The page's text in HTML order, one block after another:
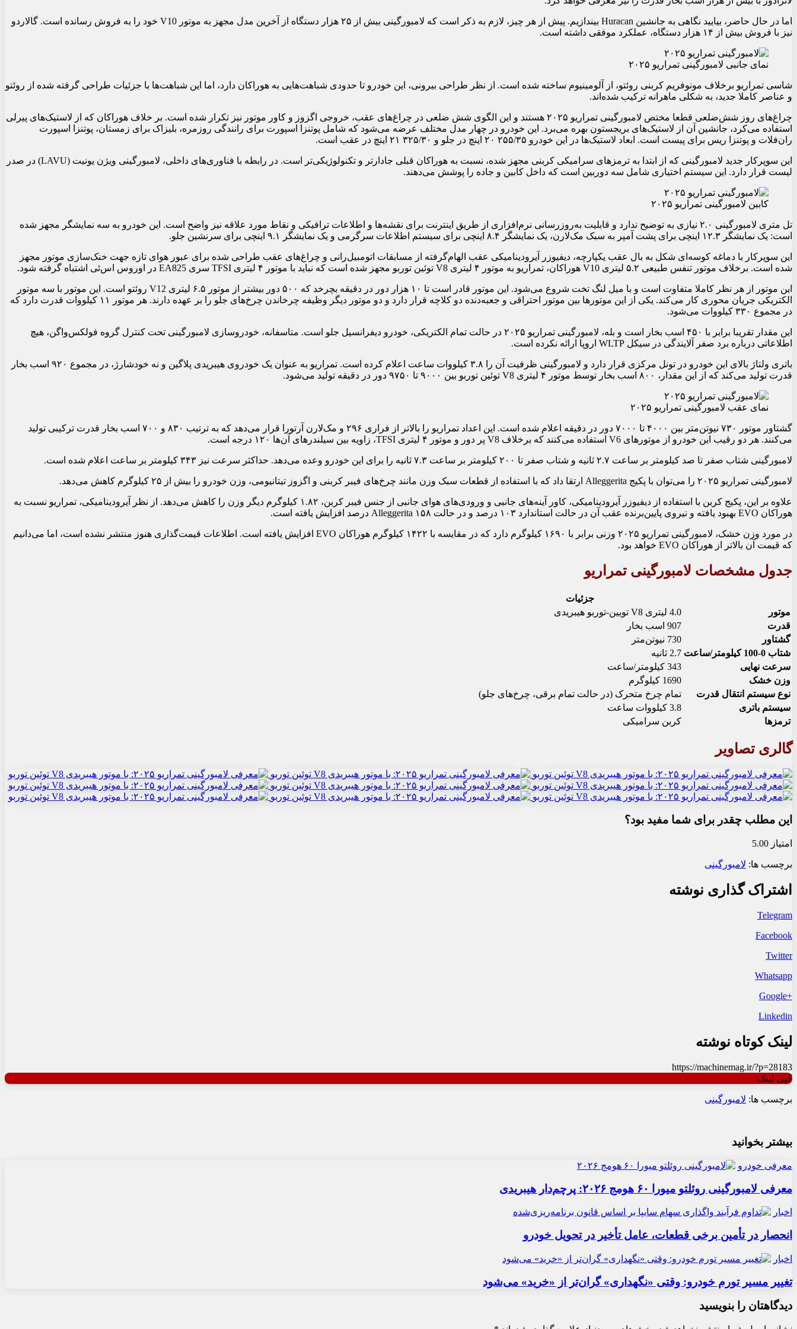
اما در حال حاضر، بیایید نگاهی به جانشین Huracan بیندازیم. پیش از هر چیز، لازم به ذکر است که لامبورگینی بیش از ۲۵ هزار دستگاه از آخرین مدل مجهز به موتور V10 خود را به فروش رسانده است. گالاردو
نیز با فروش بیش از ۱۴ هزار دستگاه، عملکرد موفقی داشته است.
نمای جانبی لامبورگینی تمراریو ۲۰۲۵
شاسی تمراریو برخلاف مونوفریم کربنی روئتو، از آلومینیوم ساخته شده است. از نظر طراحی بیرونی، این خودرو تا حدودی شباهت‌هایی به هوراکان دارد، اما این شباهت‌ها با جزئیات طراحی گرفته شده از روئتو
و عناصر کاملا جدید، به شکلی ماهرانه ترکیب شده‌اند.
چراغ‌های روز شش‌ضلعی قطعا مختص لامبورگینی تمراریو ۲۰۲۵ هستند و این الگوی شش ضلعی در چراغ‌های عقب، خروجی اگزوز و کاور موتور نیز تکرار شده است. بر خلاف هوراکان که از لاستیک‌های پیرلی
استفاده می‌کرد، جانشین آن از لاستیک‌های بریجستون بهره می‌برد. این خودرو در چهار مدل مختلف عرضه می‌شود که شامل پوتنزا اسپورت برای رانندگی روزمره، بلیزاک برای زمستان، پوتنزا اسپورت
ران‌فلات و پوتنزا ریس برای پیست است. ابعاد لاستیک‌ها در این خودرو ۲۵۵/۳۵ ۲۰ اینچ در جلو و ۳۲۵/۳۰ ۲۱ اینچ در عقب است.
این سوپرکار جدید لامبورگینی که از ابتدا به ترمزهای سرامیکی کربنی مجهز شده، نسبت به هوراکان قبلی جادارتر و تکنولوژیکی‌تر است. در رابطه با فناوری‌های داخلی، لامبورگینی ویژن یونیت (LAVU) در صدر
لیست قرار دارد. این سیستم اختیاری شامل سه دوربین است که داخل کابین و جاده را پوشش می‌دهند.
کابین لامبورگینی تمراریو ۲۰۲۵
تل متری لامبورگینی ۲.۰ نیازی به توضیح ندارد و قابلیت به‌روزرسانی نرم‌افزاری از طریق اینترنت برای نقشه‌ها و اطلاعات ترافیکی و نقاط مورد علاقه نیز واضح است. این خودرو به سه نمایشگر مجهز شده
است: یک نمایشگر ۱۲.۳ اینچی برای پشت آمپر به سبک مک‌لارن، یک نمایشگر ۸.۴ اینچی برای سیستم اطلاعات سرگرمی و یک نمایشگر ۹.۱ اینچی برای سرنشین جلو.
این سوپرکار با دماغه کوسه‌ای شکل به بال عقب یکپارچه، دیفیوزر آیرودینامیکی عقب الهام‌گرفته از مسابقات اتومبیل‌رانی و چراغ‌های عقب طراحی شده برای عبور هوای تازه جهت خنک‌سازی موتور مجهز
شده است. برخلاف موتور تنفس طبیعی ۵.۲ لیتری V10 هوراکان، تمراریو به موتور ۴ لیتری V8 توئین توربو مجهز شده است که نباید با موتور ۴ لیتری TFSI سری EA825 در اوروس اس‌ئی اشتباه گرفته شود.
این موتور از هر نظر کاملا متفاوت است و با میل لنگ تخت شروع می‌شود. این موتور قادر است تا ۱۰ هزار دور در دقیقه بچرخد که ۵۰۰ دور بیشتر از موتور ۶.۵ لیتری V12 روئتو است. این موتور با سه موتور
الکتریکی جریان محوری کار می‌کند. یکی از این موتورها بین موتور احتراقی و جعبه‌دنده دو کلاچه قرار دارد و دو موتور دیگر وظیفه چرخاندن چرخ‌های جلو را بر عهده دارند. هر موتور ۱۱ کیلووات قدرت دارد که
در مجموع ۳۳۰ کیلووات می‌شود.
این مقدار تقریبا برابر با ۴۵۰ اسب بخار است و بله، لامبورگینی تمراریو ۲۰۲۵ در حالت تمام الکتریکی، خودرو دیفرانسیل جلو است. متاسفانه، خودروسازی لامبورگینی تحت کنترل گروه فولکس‌واگن، هیچ
اطلاعاتی درباره برد صفر آلایندگی در سیکل WLTP اروپا ارائه نکرده است.
باتری ولتاژ بالای این خودرو در تونل مرکزی قرار دارد و لامبورگینی ظرفیت آن را ۳.۸ کیلووات ساعت اعلام کرده است. تمراریو به عنوان یک خودروی هیبریدی پلاگین و نه خودشارژ، در مجموع ۹۲۰ اسب بخار
قدرت تولید می‌کند که از این مقدار، ۸۰۰ اسب بخار توسط موتور ۴ لیتری V8 توئین توربو بین ۹۰۰۰ تا ۹۷۵۰ دور در دقیقه تولید می‌شود.
نمای عقب لامبورگینی تمراریو ۲۰۲۵
گشتاور موتور ۷۳۰ نیوتن‌متر بین ۴۰۰۰ تا ۷۰۰۰ دور در دقیقه اعلام شده است. این اعداد تمراریو را بالاتر از فراری ۲۹۶ و مک‌لارن آرتورا قرار می‌دهد که به ترتیب ۸۳۰ و ۷۰۰ اسب بخار قدرت ترکیبی تولید
می‌کنند. هر دو رقیب این خودرو از موتورهای V6 استفاده می‌کنند که برخلاف V8 پر دور و موتور ۴ لیتری TFSI، زاویه بین سیلندرهای آن‌ها ۱۲۰ درجه است.
لامبورگینی شتاب صفر تا صد کیلومتر بر ساعت ۲.۷ ثانیه و شتاب صفر تا ۲۰۰ کیلومتر بر ساعت ۷.۳ ثانیه را برای این خودرو وعده می‌دهد. حداکثر سرعت نیز ۳۴۳ کیلومتر بر ساعت اعلام شده است.
لامبورگینی تمراریو ۲۰۲۵ را می‌توان با پکیج Alleggerita ارتقا داد که با استفاده از قطعات سبک وزن مانند چرخ‌های فیبر کربنی و اگزوز تیتانیومی، وزن خودرو را بیش از ۲۵ کیلوگرم کاهش می‌دهد.
علاوه بر این، پکیج کربن با استفاده از دیفیوزر آیرودینامیکی، کاور آینه‌های جانبی و ورودی‌های هوای جانبی از جنس فیبر کربن، ۱.۸۲ کیلوگرم دیگر وزن را کاهش می‌دهد. از نظر آیرودینامیکی، تمراریو نسبت به
هوراکان EVO بهبود یافته و نیروی پایین‌برنده عقب آن در حالت استاندارد ۱۰۳ درصد و در حالت Alleggerita ۱۵۸ درصد افزایش یافته است.
در مورد وزن خشک، لامبورگینی تمراریو ۲۰۲۵ وزنی برابر با ۱۶۹۰ کیلوگرم دارد که در مقایسه با ۱۴۲۲ کیلوگرم هوراکان EVO افزایش یافته است. اطلاعات قیمت‌گذاری هنوز منتشر نشده است، اما می‌دانیم
که قیمت آن بالاتر از هوراکان EVO خواهد بود.
جدول مشخصات لامبورگینی تمراریو
جزئیات
موتور
4.0 لیتری V8 تویین-توربو هیبریدی
قدرت
907 اسب بخار
گشتاور
730 نیوتن‌متر
شتاب 0-100 کیلومتر/ساعت
2.7 ثانیه
سرعت نهایی
343 کیلومتر/ساعت
وزن خشک
1690 کیلوگرم
نوع سیستم انتقال قدرت
تمام چرخ متحرک (در حالت تمام برقی، چرخ‌های جلو)
سیستم باتری
3.8 کیلووات ساعت
ترمزها
کربن سرامیکی
گالری تصاویر
این مطلب چقدر برای شما مفید بود؟
امتیاز 5.00
برچسب ها: لامبورگینی
اشتراک گذاری نوشته
Telegram
Facebook
Twitter
Whatsapp
+Google
Linkedin
لینک کوتاه نوشته
https://machinemag.ir/?p=28183
کپی لینک
برچسب ها: لامبورگینی
بیشتر بخوانید
معرفی خودرو
معرفی لامبورگینی روئلتو میورا ۶۰ هومج ۲۰۲۶: پرچم‌دار هیبریدی
اخبار
انحصار در تأمین برخی قطعات، عامل تأخیر در تحویل خودرو
اخبار
تغییر مسیر تورم خودرو: وقتی «نگهداری» گران‌تر از «خرید» می‌شود
دیدگاهتان را بنویسید